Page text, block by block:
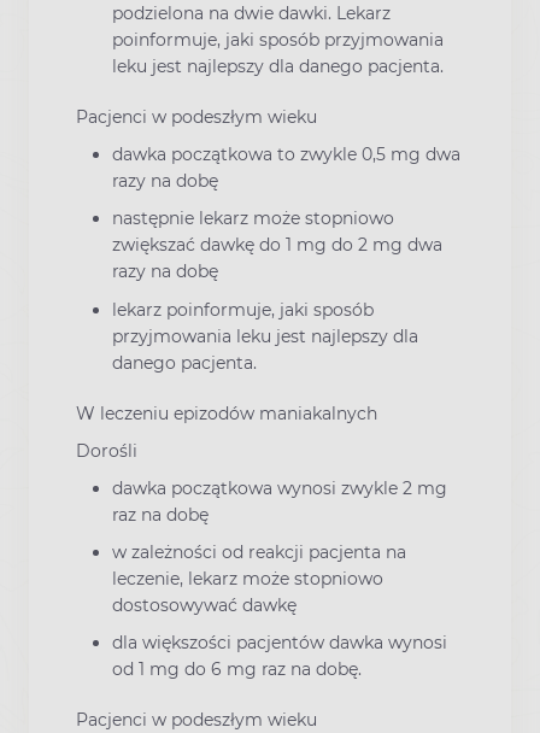
podzielona na dwie dawki. Lekarz
poinformuje, jaki sposób przyjmowania
leku jest najlepszy dla danego pacjenta.
Pacjenci w podeszłym wieku
dawka początkowa to zwykle 0,5 mg dwa
razy na dobę
następnie lekarz może stopniowo
zwiększać dawkę do 1 mg do 2 mg dwa
razy na dobę
lekarz poinformuje, jaki sposób
przyjmowania leku jest najlepszy dla
danego pacjenta.
W leczeniu epizodów maniakalnych
Dorośli
dawka początkowa wynosi zwykle 2 mg
raz na dobę
w zależności od reakcji pacjenta na
leczenie, lekarz może stopniowo
dostosowywać dawkę
dla większości pacjentów dawka wynosi
od 1 mg do 6 mg raz na dobę.
Pacjenci w podeszłym wieku